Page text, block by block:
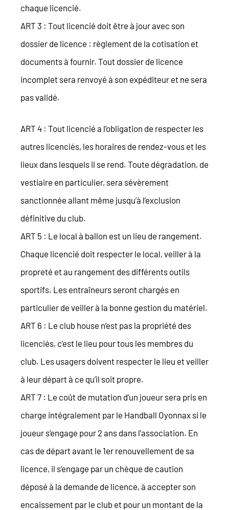
chaque licencié.
ART 3 : Tout licencié doit être à jour avec son
dossier de licence : règlement de la cotisation et
documents à fournir. Tout dossier de licence
incomplet sera renvoyé à son expéditeur et ne sera
pas validé.
ART 4 : Tout licencié a l’obligation de respecter les
autres licenciés, les horaires de rendez-vous et les
lieux dans lesquels il se rend. Toute dégradation, de
vestiaire en particulier, sera sévèrement
sanctionnée allant même jusqu’à l’exclusion
définitive du club.
ART 5 : Le local à ballon est un lieu de rangement.
Chaque licencié doit respecter le local, veiller à la
propreté et au rangement des différents outils
sportifs. Les entraîneurs seront chargés en
particulier de veiller à la bonne gestion du matériel.
ART 6 : Le club house n’est pas la propriété des
licenciés, c’est le lieu pour tous les membres du
club. Les usagers doivent respecter le lieu et veiller
à leur départ à ce qu’il soit propre.
ART 7 : Le coût de mutation d’un joueur sera pris en
charge intégralement par le Handball Oyonnax si le
joueur s’engage pour 2 ans dans l’association. En
cas de départ avant le 1er renouvellement de sa
licence, il s’engage par un chèque de caution
déposé à la demande de licence, à accepter son
encaissement par le club et pour un montant de la